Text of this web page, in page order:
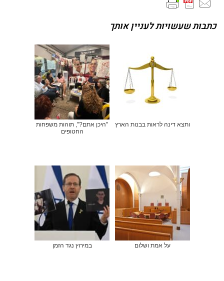
כתבות שעשויות לעניין אותך
ותצא דינה לראות בבנות הארץ
"היכן אתם?", תוהות משפחות
החטופים
על אמת ושלום במירוץ נגד הזמן